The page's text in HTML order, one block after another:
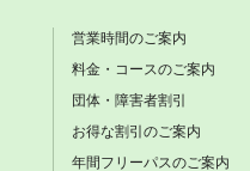
営業時間のご案内
料金・コースのご案内
団体・障害者割引
お得な割引のご案内
年間フリーパスのご案内